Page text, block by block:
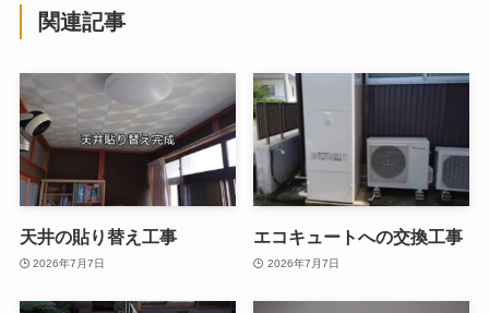
関連記事
天井の貼り替え工事
2026年7月7日
エコキュートへの交換工事
2026年7月7日